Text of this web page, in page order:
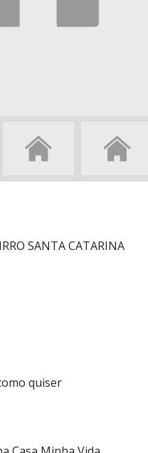
SANTA CATARINA
quiser